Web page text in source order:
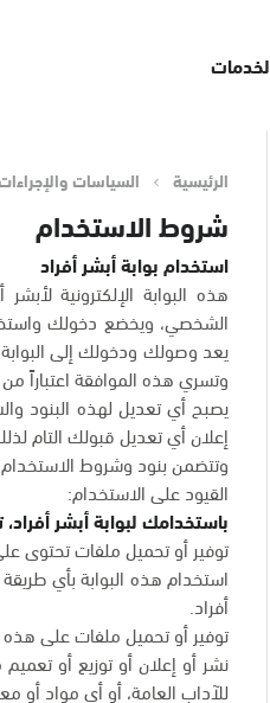
الرئيسية السياسات
شروط الاستخدام
استخدام بوابة أبشر أفراد
هذه البوابة الإلكترونية
الشخصي، ويخضع دخولك
يعد وصولك ودخولك إلى
وتسري هذه الموافقة اعتباراً
يصبح أي تعديل لهذه البنود
إعلان أي تعديل قبولك التام
وتتضمن بنود وشروط
القيود على الاستخدام:
باستخدامك لبوابة أبشر أفراد،
توفير أو تحميل ملفات تحتوى
استخدام هذه البوابة بأي
أفراد.
توفير أو تحميل ملفات على هذه
نشر أو إعلان أو توزيع أو
للآداب العامة، أو أي مواد أو